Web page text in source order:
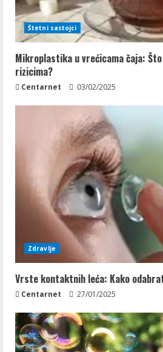
Štetni sastojci
Mikroplastika u vrećicama čaja:
rizicima?
Centarnet 03/02/2025
Zdravlje
Vrste kontaktnih leća: Kako
Centarnet 27/01/2025